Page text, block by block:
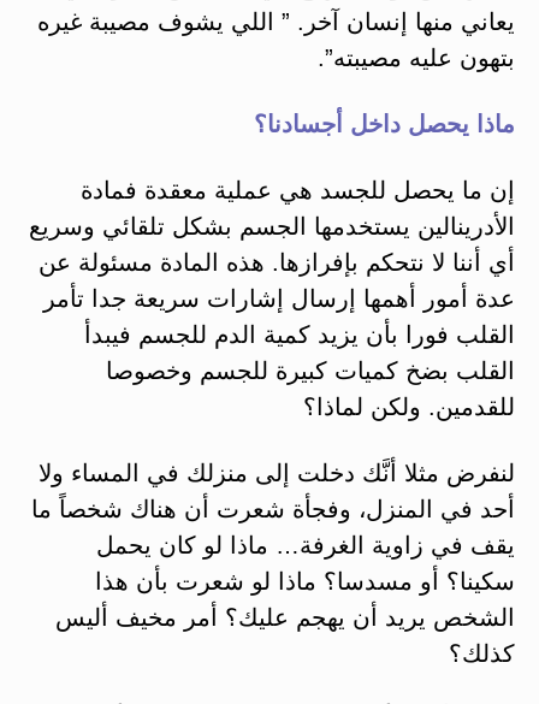
يعاني منها إنسان آخر. ” اللي يشوف مصيبة غيره
بتهون عليه مصيبته”.
ماذا يحصل داخل أجسادنا؟
إن ما يحصل للجسد هي عملية معقدة فمادة
الأدرينالين يستخدمها الجسم بشكل تلقائي وسريع
أي أننا لا نتحكم بإفرازها. هذه المادة مسئولة عن
عدة أمور أهمها إرسال إشارات سريعة جدا تأمر
القلب فورا بأن يزيد كمية الدم للجسم فيبدأ
القلب بضخ كميات كبيرة للجسم وخصوصا
للقدمين. ولكن لماذا؟
لنفرض مثلا أنَّك دخلت إلى منزلك في المساء ولا
أحد في المنزل، وفجأة شعرت أن هناك شخصاً ما
يقف في زاوية الغرفة… ماذا لو كان يحمل
سكينا؟ أو مسدسا؟ ماذا لو شعرت بأن هذا
الشخص يريد أن يهجم عليك؟ أمر مخيف أليس
كذلك؟